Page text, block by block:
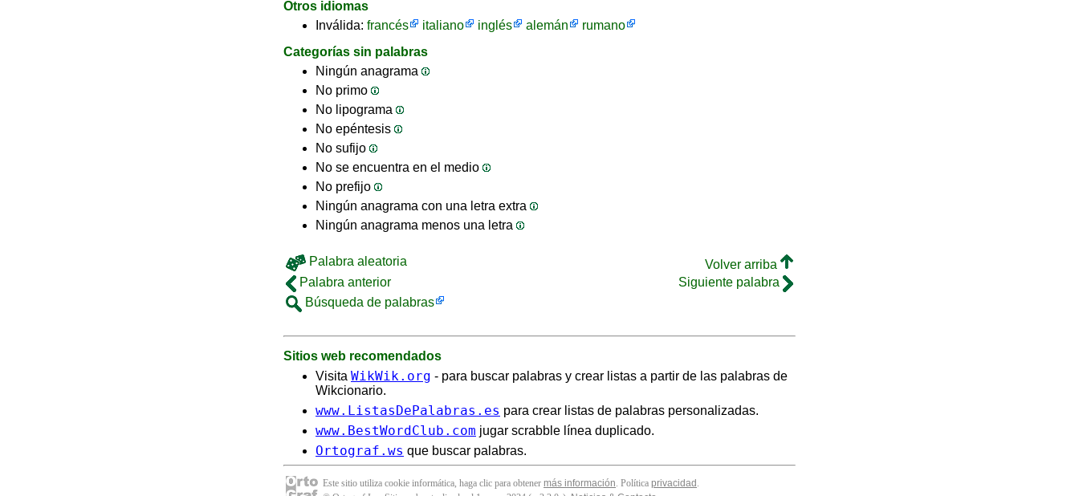
Otros idiomas
Inválida: francés italiano inglés alemán
rumano
Categorías sin palabras
Ningún anagrama
No primo
No lipograma
No epéntesis
No sufijo
No se encuentra en el medio
No prefijo
Ningún anagrama con una letra extra
Ningún anagrama menos una letra
Palabra aleatoria
Volver arriba
Palabra anterior
Siguiente palabra
Búsqueda de palabras
Sitios web recomendados
Visita WikWik.org - para buscar palabras y crear listas a partir de las palabras de
Wikcionario.
www.ListasDePalabras.es para crear listas de palabras personalizadas.
www.BestWordClub.com jugar scrabble línea duplicado.
Ortograf.ws que buscar palabras.
Este sitio utiliza cookie informática, haga clic para obtener más información. Política privacidad .